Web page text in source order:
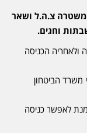
משטרה צ.ה.ל ושאר
וחגים.
ולאחריה הכניסה
משרד הביטחון
לאפשר כניסה